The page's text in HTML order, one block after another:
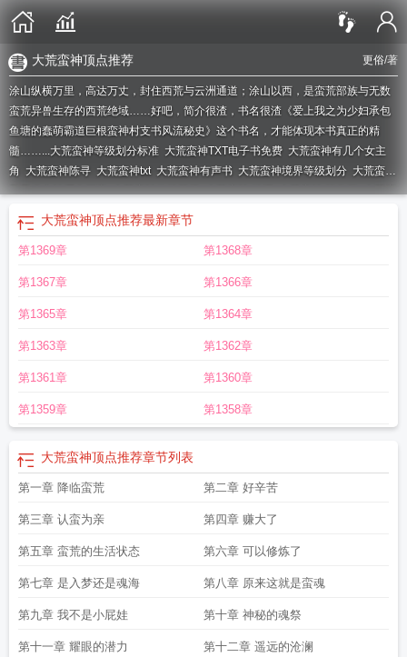
更俗/著
大荒蛮神顶点推荐
涂山纵横万里，高达万丈，封住西荒与云洲通道；涂山以西，是蛮荒部族与无数
蛮荒异兽生存的西荒绝域……好吧，简介很渣，书名很渣《爱上我之为少妇承包
鱼塘的蠢萌霸道巨根蛮神村支书风流秘史》这个书名，才能体现本书真正的精
髓……...大荒蛮神等级划分标准 大荒蛮神TXT电子书免费 大荒蛮神有几个女主
角 大荒蛮神陈寻 大荒蛮神txt 大荒蛮神有声书 大荒蛮神境界等级划分 大荒蛮神
和灵魂之神哪个厉害大荒蛮神修炼等级大荒蛮神 皓谌大荒蛮神 笔趣阁大荒蛮
神TXT精校
大荒蛮神唐家三少 大荒蛮神感情戏怎么样
蛮神笔趣阁
大荒蛮神顶点推荐
主角有几个
大荒蛮神txt八零大荒蛮神评价
荒蛮神女主角结局
超能世界灵魂魔女和大荒蛮神
校版(全)(全)
大荒蛮神未删减
TXT笔趣阁大荒蛮神 大荒蛮神人物介绍大荒蛮神介绍
大荒蛮神大荒蛮神百科女主 大荒蛮神的试炼大荒蛮神各境界详细介绍
神境界大荒蛮神符文 大荒蛮神男主老婆有几个大荒蛮神百度百科修炼等级
荒蛮神漫画免费大荒蛮神姜冰云那一章推倒大荒蛮神人物简介大荒蛮神几个老
婆大荒蛮神免费全文阅读无广告大荒蛮神 百科
声大荒蛮神最新章节大荒蛮神女主大荒蛮神女主角推倒章节大荒蛮神 境
界大荒蛮神有声 清风岚月 大荒蛮神无删减txt大荒蛮神精校版TXT
级划分大荒蛮神女主推倒章节 更俗大荒蛮神大荒蛮神第几章推人
读大荒蛮神 更俗大荒蛮神TXT奇书网 大荒蛮神和沙漠之兴哪个好
哪章推到常曦大荒蛮神女主角有哪些 大荒蛮神主角推倒了几个大荒蛮神好看
嘛大荒蛮神有声恋听网 大荒蛮神精校版TXT全本免费
荒蛮神人物
大荒蛮神顶点推荐最新章节
第1369章 第1368章
第1367章 第1366章
第1365章 第1364章
第1363章 第1362章
第1361章 第1360章
第1359章 第1358章
大荒蛮神顶点推荐章节列表
第一章 降临蛮荒 第二章 好辛苦
第三章 认蛮为亲 第四章 赚大了
第五章 蛮荒的生活状态 第六章 可以修炼了
第七章 是入梦还是魂海 第八章 原来这就是蛮魂
第九章 我不是小屁娃 第十章 神秘的魂祭
第十一章 耀眼的潜力 第十二章 遥远的沧澜